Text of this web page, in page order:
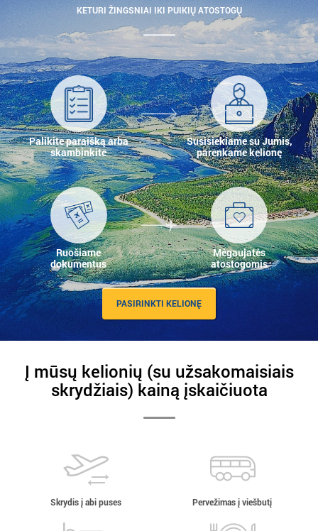
KETURI ŽINGSNIAI IKI PUIKIŲ ATOSTOGŲ
Palikite paraišką arba
skambinkite
Susisiekiame su Jumis,
parenkame kelionę
Ruošiame
dokumentus
Mėgaujatės
atostogomis
PASIRINKTI KELIONĘ
Į mūsų kelionių (su užsakomaisiais
skrydžiais) kainą įskaičiuota
Skrydis į abi puses Pervežimas į viešbutį